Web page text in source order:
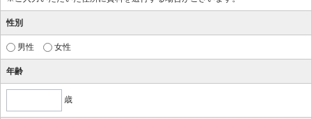
性別
男性 女性
年齢
歳